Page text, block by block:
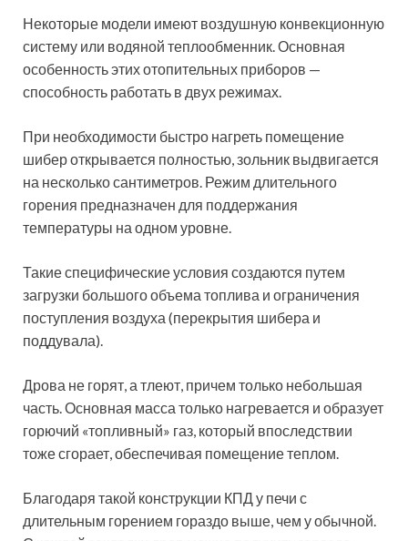
Некоторые модели имеют воздушную конвекционную
систему или водяной теплообменник. Основная
особенность этих отопительных приборов —
способность работать в двух режимах.
При необходимости быстро нагреть помещение
шибер открывается полностью, зольник выдвигается
на несколько сантиметров. Режим длительного
горения предназначен для поддержания
температуры на одном уровне.
Такие специфические условия создаются путем
загрузки большого объема топлива и ограничения
поступления воздуха (перекрытия шибера и
поддувала).
Дрова не горят, а тлеют, причем только небольшая
часть. Основная масса только нагревается и образует
горючий «топливный» газ, который впоследствии
тоже сгорает, обеспечивая помещение теплом.
Благодаря такой конструкции КПД у печи с
длительным горением гораздо выше, чем у обычной.